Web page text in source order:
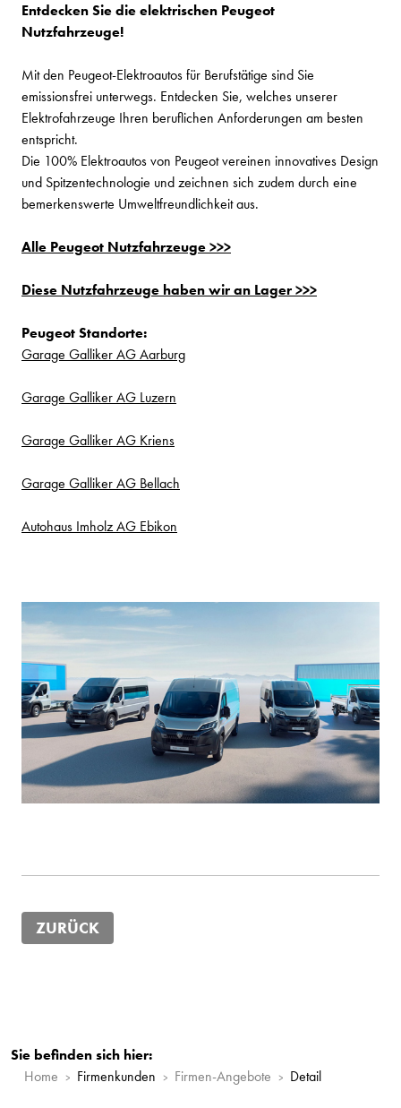
Entdecken Sie die elektrischen Peugeot
Nutzfahrzeuge!
Mit den Peugeot-Elektroautos für Berufstätige sind Sie
emissionsfrei unterwegs. Entdecken Sie, welches unserer
Elektrofahrzeuge Ihren beruflichen Anforderungen am besten
entspricht.
Die 100% Elektroautos von Peugeot vereinen innovatives Design
und Spitzentechnologie und zeichnen sich zudem durch eine
bemerkenswerte Umweltfreundlichkeit aus.
Alle Peugeot Nutzfahrzeuge >>>
Diese Nutzfahrzeuge haben wir an Lager >>>
Peugeot Standorte:
Garage Galliker AG Aarburg
Garage Galliker AG Luzern
Garage Galliker AG Kriens
Garage Galliker AG Bellach
Autohaus Imholz AG Ebikon
ZURÜCK
Sie befinden sich hier:
Home
Firmenkunden Firmen-Angebote Detail